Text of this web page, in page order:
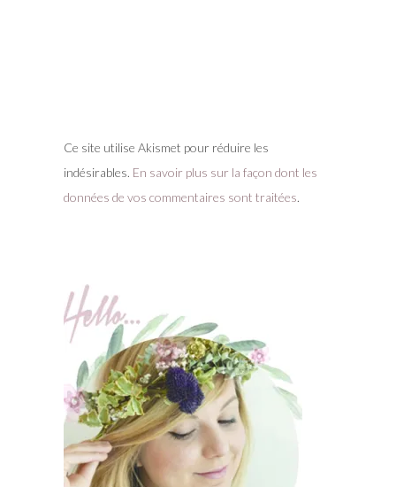
Ce site utilise Akismet pour réduire les
indésirables. En savoir plus sur la façon dont les
données de vos commentaires sont traitées.